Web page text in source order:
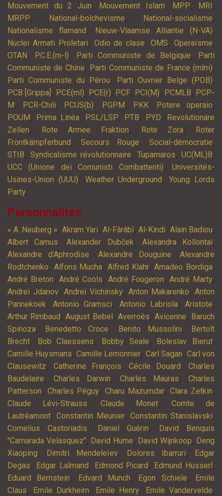
Mouvement du 2 Juin, Mouvement Islam, MPP, MRI ,
MRPP, National-bolchevisme, National-socialisme,
Nationalisme flamand , Nieuw-Vlaamse Alliantie (N-VA),
Nuclei Armati Proletari, Odio de clase,OMS,Operaïsme,
OTAN , P.C.E.(m-l), Parti Communiste de Belgique,
Parti
Communiste de Chine, Parti Communiste de France (mlm),
Parti Communiste du Pérou, Parti Ouvrier Belge (POB),
PCB [Grippa] , PCE(ml), PCE(r), PCF, PCI(M), PCMLB, PCP-
M , PCR-Chili, PCUS(b), PGPM , PKK, Potere operaio,
POUM , Prima Linéa, PSL/LSP, PTB, PYD,
Revolutionäre
Zellen, Rote Armee Fraktion, Rote Zora,
Roter
Frontkämpferbund , Secours Rouge, Social-démocratie,
STIB, Syndicalisme révolutionnaire, Tupamaros, UC(ML)B,
UCC (Unione dei Comunisti Combattenti),Universités-
Usines-Union (UUU), Weather Underground ,Young Lords
Party,
Personnalités
« A. Neuberg », Akram Yari, Al-Fârâbî, Al-Kindi, Alain Badiou,
Albert Camus,Alexander Dubček, Alexandra Kollontai,
Alexandre d’Aphrodise, Alexandre Douguine, Alexandre
Rodtchenko, Alfons Mucha,Alfred Klahr,Amadeo Bordiga,
André Breton, André Cools, André Fougeron, André Marty,
Andreï Jdanov, Andreï Vichinsky, Anton Makarenko, Anton
Pannekoek,Antonio Gramsci, Antonio Labriola,Aristote,
Arthur Rimbaud ,August Bebel , Averroès, Avicenne, Baruch
Spinoza, Benedetto Croce, Benito Mussolini,
Bertolt
Brecht, Bob Claessens, Bobby Seale, Boleslav Bierut,
Camille Huysmans,Camille Lemonnier, Carl Sagan, Carl von
Clausewitz,Catherine François,Cécile Douard ,Charles
Baudelaire, Charles Darwin, Charles Mauras, Charles
Patterson, Charles Péguy,Charu Mazumdar,Clara Zetkin,
Claude Lévi-Strauss,Claude Monet,Comte de
Lautréamont, Constantin Meunier,Constantin Stanislavski,
Cornelius Castoriadis, Daniel Guérin,
David Benquis
"Camarada Velasquez", David Hume, David Wijnkoop, Deng
Xiaoping, Dimitri Mendeleïev, Dolores Ibarruri,
Edgar
Degas, Edgar Lalmand , Edmond Picard , Edmund Husserl ,
Eduard Bernstein, Edvard Munch, Egon Schiele,
Emile
Claus, Emile Durkheim, Emile Henry, Emile Vandervelde,